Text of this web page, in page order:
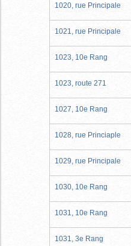
1020, rue Principale
1021, rue Principale
1023, 10e Rang
1023, route 271
1027, 10e Rang
1028, rue Princiaple
1029, rue Principale
1030, 10e Rang
1031, 10e Rang
1031, 3e Rang